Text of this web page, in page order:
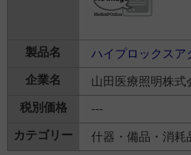
ハイプロックスア
山田医療照明株式
---
什器・備品・消耗